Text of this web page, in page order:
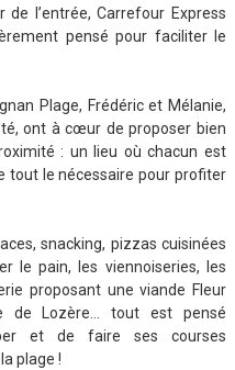
l’entrée, Carrefour Express
pensé pour faciliter le
Plage, Frédéric et Mélanie,
ont à cœur de proposer bien
: un lieu où chacun est
tout le nécessaire pour profiter
snacking, pizzas cuisinées
le pain, les viennoiseries, les
proposant une viande Fleur
de Lozère… tout est pensé
et de faire ses courses
plage !